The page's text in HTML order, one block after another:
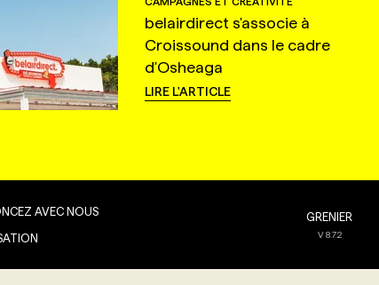
belairdirect s'associe à
Croissound dans le cadre
d'Osheaga
LIRE L'ARTICLE
AVEC NOUS GRENIER
V8.7.2